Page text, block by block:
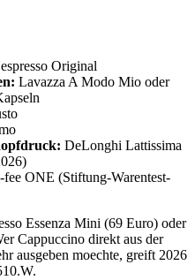
Original
Lavazza A Modo Mio oder
DeLonghi Lattissima
ONE (Stiftung-Warentest-
Essenza Mini (69 Euro) oder
Cappuccino direkt aus der
ausgeben moechte, greift 2026